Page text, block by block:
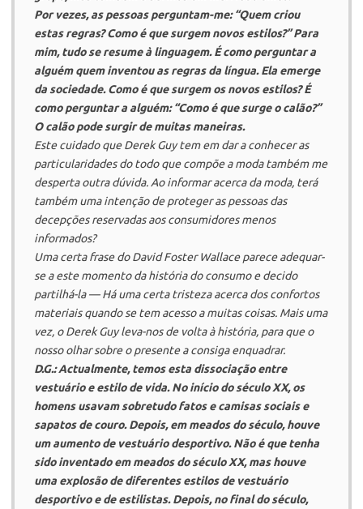
Por vezes, as pessoas perguntam-me: “Quem criou
estas regras? Como é que surgem novos estilos?” Para
mim, tudo se resume à linguagem. É como perguntar a
alguém quem inventou as regras da língua. Ela emerge
da sociedade. Como é que surgem os novos estilos? É
como perguntar a alguém: “Como é que surge o calão?”
O calão pode surgir de muitas maneiras.
Este cuidado que Derek Guy tem em dar a conhecer as
particularidades do todo que compõe a moda também me
desperta outra dúvida. Ao informar acerca da moda, terá
também uma intenção de proteger as pessoas das
decepções reservadas aos consumidores menos
informados?
Uma certa frase do David Foster Wallace parece adequar-
se a este momento da história do consumo e decido
partilhá-la — Há uma certa tristeza acerca dos confortos
materiais quando se tem acesso a muitas coisas. Mais uma
vez, o Derek Guy leva-nos de volta à história, para que o
nosso olhar sobre o presente a consiga enquadrar.
D.G.: Actualmente, temos esta dissociação entre
vestuário e estilo de vida. No início do século XX, os
homens usavam sobretudo fatos e camisas sociais e
sapatos de couro. Depois, em meados do século, houve
um aumento de vestuário desportivo. Não é que tenha
sido inventado em meados do século XX, mas houve
uma explosão de diferentes estilos de vestuário
desportivo e de estilistas. Depois, no final do século,